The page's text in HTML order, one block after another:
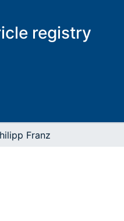
registry
Franz